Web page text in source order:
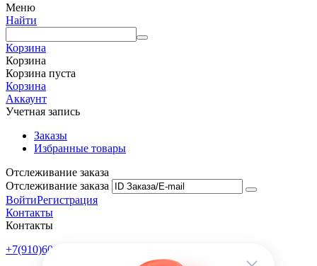
Меню
Найти
Корзина
Корзина
Корзина пуста
Корзина
Аккаунт
Учетная запись
Заказы
Избранные товары
Отслеживание заказа
Отслеживание заказа
ВойтиРегистрация
Контакты
Контакты
+7(910)601-10-10